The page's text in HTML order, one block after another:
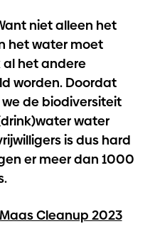
niet alleen het
het water moet
het andere
worden. Doordat
de biodiversiteit
water
is dus hard
er meer dan 1000
Cleanup 2023